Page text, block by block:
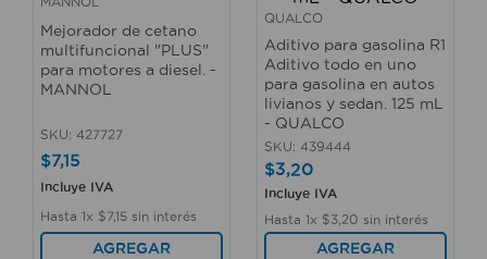
Mejorador de cetano
multifuncional "PLUS"
para motores a diesel. -
MANNOL
SKU: 427727
$7,15
Incluye IVA
Hasta 1x $7,15 sin interés
AGREGAR
QUALCO
Aditivo para gasolina R1
Aditivo todo en uno
para gasolina en autos
livianos y sedan. 125 mL
- QUALCO
SKU: 439444
$3,20
Incluye IVA
Hasta 1x $3 20 sin interés
AGREGAR